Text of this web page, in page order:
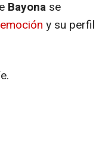
Bayona se
y su perfil